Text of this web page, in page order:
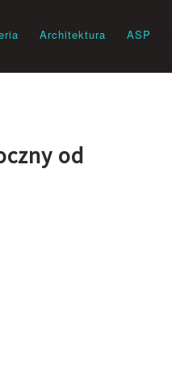
Architektura ASP
od